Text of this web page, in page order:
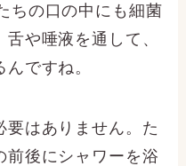
ちの口の中にも細菌
や唾液を通して、
ですね。
要はありません。た
前後にシャワーを浴